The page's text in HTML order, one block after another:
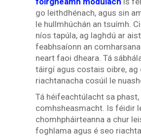
go leithdhénach, agus sin
le hullmhúchán an tsuímh.
níos tapúla, ag laghdú ar
feabhsaíonn an
neart faoi dheara. Tá
táirgí agus costais oibre,
riachtanacha cosúil le
Tá héifeachtúlacht sa
comhsheasmacht. Is féidir
chomhpháirteanna a chur
foghlama agus é seo